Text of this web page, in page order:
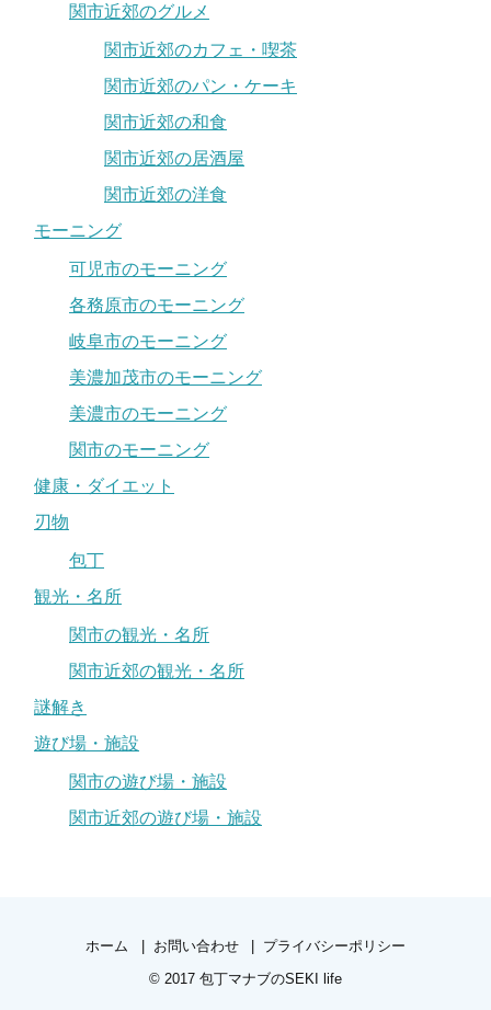
関市近郊のグルメ
関市近郊のカフェ・喫茶
関市近郊のパン・ケーキ
関市近郊の和食
関市近郊の居酒屋
関市近郊の洋食
モーニング
可児市のモーニング
各務原市のモーニング
岐阜市のモーニング
美濃加茂市のモーニング
美濃市のモーニング
関市のモーニング
健康・ダイエット
刃物
包丁
観光・名所
関市の観光・名所
関市近郊の観光・名所
謎解き
遊び場・施設
関市の遊び場・施設
関市近郊の遊び場・施設
ホーム お問い合わせ
プライバシーポリシー
© 2017 包丁マナブのSEKI life